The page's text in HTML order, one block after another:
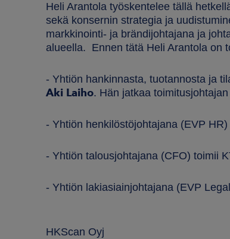
Heli Arantola työskentelee tällä
sekä konsernin strategia ja
markkinointi- ja brändijohtajana ja
alueella. Ennen tätä Heli Arantola on
- Yhtiön hankinnasta, tuotannosta ja
Aki Laiho. Hän jatkaa
- Yhtiön henkilöstöjohtajana (EVP
- Yhtiön talousjohtajana (CFO) toimii
- Yhtiön lakiasiainjohtajana (EVP
HKScan Oyj